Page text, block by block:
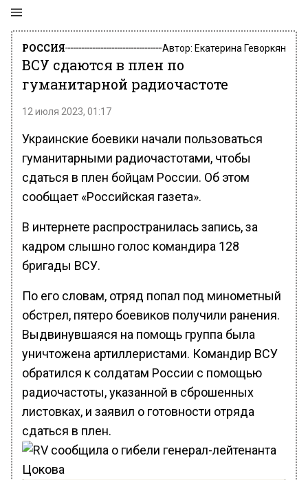
РОССИЯ Автор: Екатерина Геворкян
ВСУ сдаются в плен по
гуманитарной радиочастоте
12 июля 2023, 01:17
Украинские боевики начали пользоваться
гуманитарными радиочастотами, чтобы
сдаться в плен бойцам России. Об этом
сообщает «Российская газета».
В интернете распространилась запись, за
кадром слышно голос командира 128
бригады ВСУ.
По его словам, отряд попал под минометный
обстрел, пятеро боевиков получили ранения.
Выдвинувшаяся на помощь группа была
уничтожена артиллеристами. Командир ВСУ
обратился к солдатам России с помощью
радиочастоты, указанной в сброшенных
листовках, и заявил о готовности отряда
сдаться в плен.